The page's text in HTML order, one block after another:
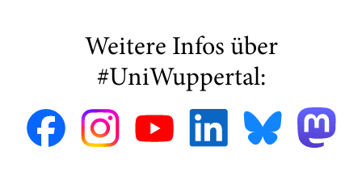
Weitere Infos über
#UniWuppertal: